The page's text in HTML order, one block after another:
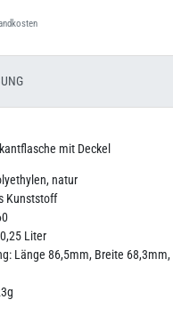
mit Deckel
natur
Kunststoff
Liter
Länge 86,5mm, Breite 68,3mm,